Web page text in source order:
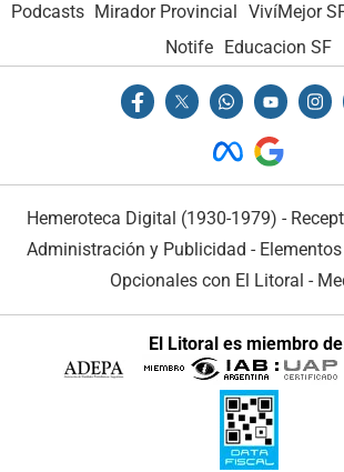
Podcasts Mirador Provincial VivíMejor
Notife
Educacion SF
Hemeroteca Digital (1930-1979) -
Administración y Publicidad -
Opcionales con El Litoral -
El Litoral es miembro